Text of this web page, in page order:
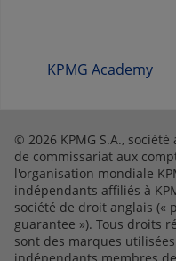
KPMG Academy
© 2026 KPMG S.A.,
de commissariat aux
l'organisation mondiale
indépendants affiliés à
société de droit anglais («
guarantee »). Tous droits
sont des marques